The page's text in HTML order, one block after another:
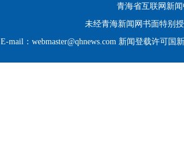
青海省互联网新
未经青海新闻网书面特别
E-mail：webmaster@qhnews.com 新闻登载许可国